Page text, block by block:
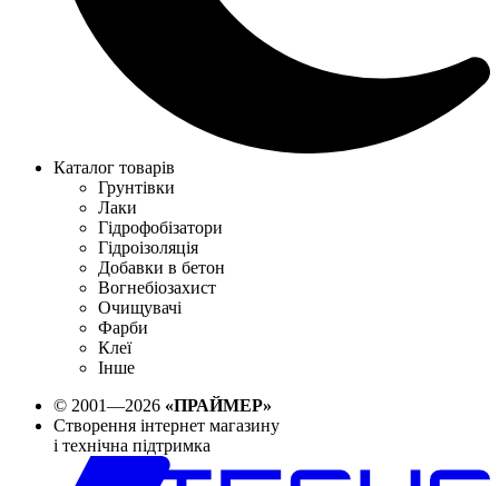
Каталог товарів
Грунтівки
Лаки
Гідрофобізатори
Гідроізоляція
Добавки в бетон
Вогнебіозахист
Очищувачі
Фарби
Клеї
Інше
© 2001—2026 «ПРАЙМЕР»
Створення інтернет магазину
і технічна підтримка